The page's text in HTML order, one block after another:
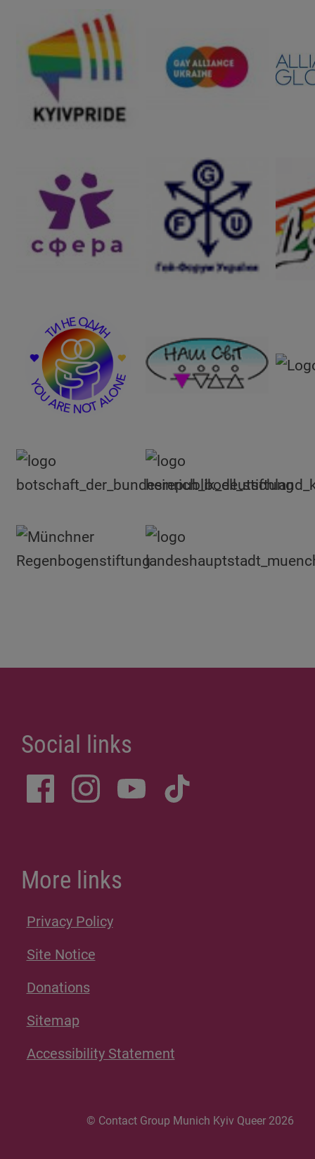
Social links
More links
Privacy Policy
Site Notice
Donations
Sitemap
Accessibility Statement
© Contact Group Munich Kyiv Queer 2026